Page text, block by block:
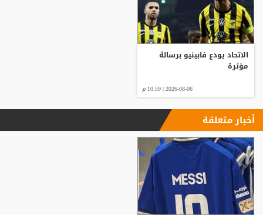
الاتحاد يودع فابينيو برسالة
مؤثرة
2026-08-06 | 10:59 م
أخبار متعلقة